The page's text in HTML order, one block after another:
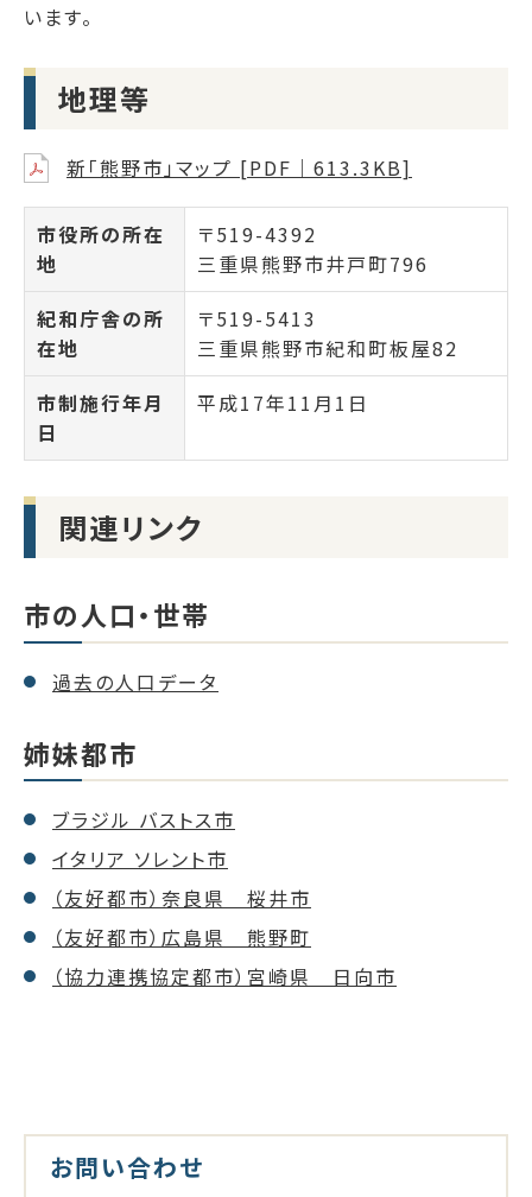
います。
地理等
新「熊野市」マップ [PDF｜613.3KB]
市役所の所在
地
〒519-4392
三重県熊野市井戸町796
紀和庁舎の所
在地
〒519-5413
三重県熊野市紀和町板屋82
市制施行年月
日
平成17年11月1日
関連リンク
市の人口・世帯
過去の人口データ
姉妹都市
ブラジル バストス市
イタリア ソレント市
（友好都市）奈良県 桜井市
（友好都市）広島県 熊野町
（協力連携協定都市）宮崎県 日向市
お問い合わせ